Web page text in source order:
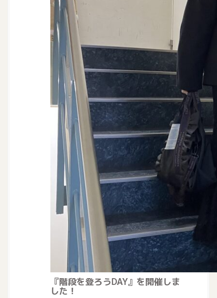
『階段を登ろうDAY』を開催しま
した！